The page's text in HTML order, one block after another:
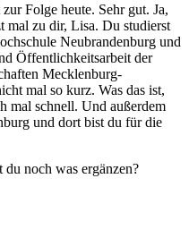
Folge heute. Sehr gut. Ja,
zu dir, Lisa. Du studierst
Neubrandenburg und
Öffentlichkeitsarbeit der
Mecklenburg-
mal so kurz. Was das ist,
mal schnell. Und außerdem
und dort bist du für die
du noch was ergänzen?